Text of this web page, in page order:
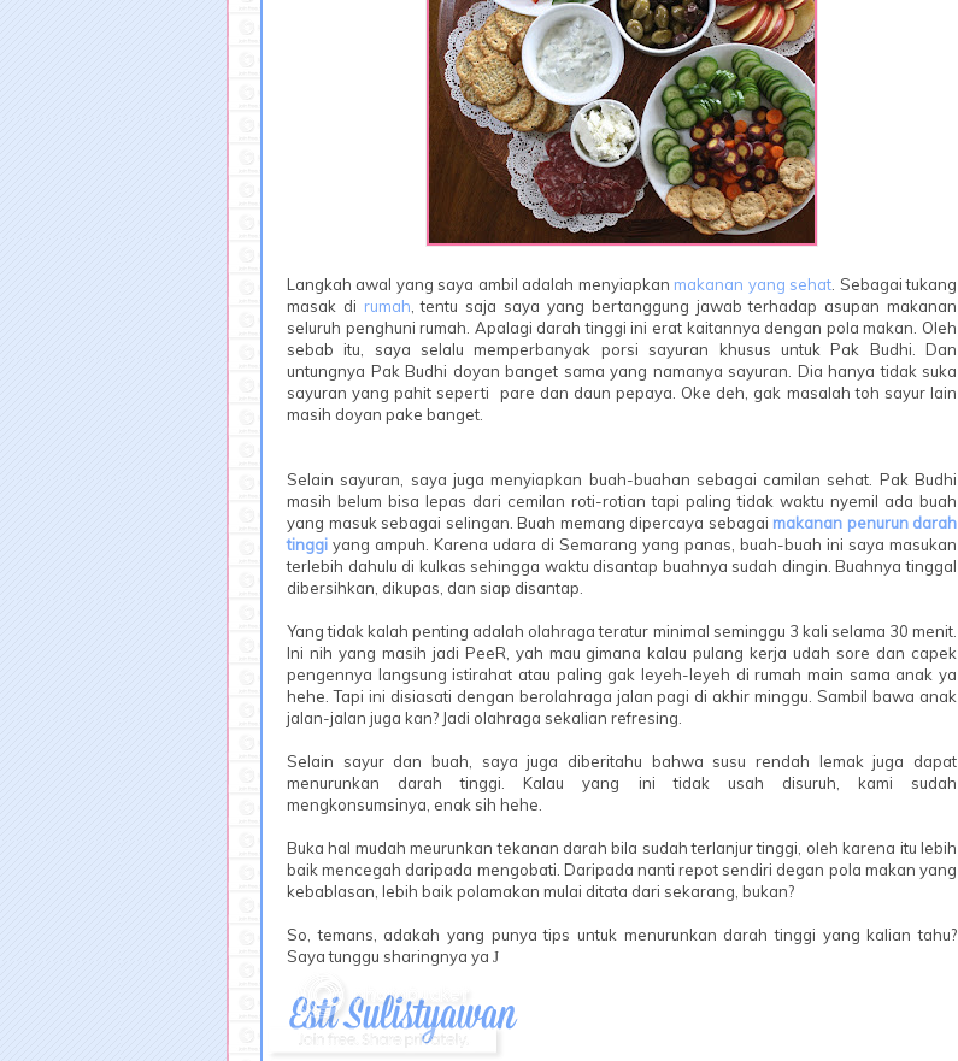
Langkah awal yang saya ambil adalah menyiapkan makanan yang sehat . Sebagai tukang
masak di rumah , tentu saja saya yang bertanggung jawab terhadap asupan makanan
seluruh penghuni rumah. Apalagi darah tinggi ini erat kaitannya dengan pola makan. Oleh
sebab itu, saya selalu memperbanyak porsi sayuran khusus untuk Pak Budhi. Dan
untungnya Pak Budhi doyan banget sama yang namanya sayuran. Dia hanya tidak suka
sayuran yang pahit seperti pare dan daun pepaya. Oke deh, gak masalah toh sayur lain
masih doyan pake banget.
Selain sayuran, saya juga menyiapkan buah-buahan sebagai camilan sehat. Pak Budhi
masih belum bisa lepas dari cemilan roti-rotian tapi paling tidak waktu nyemil ada buah
yang masuk sebagai selingan. Buah memang dipercaya sebagai makanan penurun darah
tinggi yang ampuh. Karena udara di Semarang yang panas, buah-buah ini saya masukan
terlebih dahulu di kulkas sehingga waktu disantap buahnya sudah dingin. Buahnya tinggal
dibersihkan, dikupas, dan siap disantap.
Yang tidak kalah penting adalah olahraga teratur minimal seminggu 3 kali selama 30 menit.
Ini nih yang masih jadi PeeR, yah mau gimana kalau pulang kerja udah sore dan capek
pengennya langsung istirahat atau paling gak leyeh-leyeh di rumah main sama anak ya
hehe. Tapi ini disiasati dengan berolahraga jalan pagi di akhir minggu. Sambil bawa anak
jalan-jalan juga kan? Jadi olahraga sekalian refresing.
Selain sayur dan buah, saya juga diberitahu bahwa susu rendah lemak juga dapat
menurunkan darah tinggi. Kalau yang ini tidak usah disuruh, kami sudah
mengkonsumsinya, enak sih hehe.
Buka hal mudah meurunkan tekanan darah bila sudah terlanjur tinggi, oleh karena itu lebih
baik mencegah daripada mengobati. Daripada nanti repot sendiri degan pola makan yang
kebablasan, lebih baik polamakan mulai ditata dari sekarang, bukan?
So, temans, adakah yang punya tips untuk menurunkan darah tinggi yang kalian tahu?
Saya tunggu sharingnya ya J